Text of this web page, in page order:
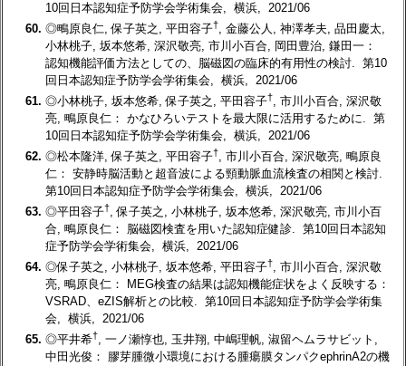
10回日本認知症予防学会学術集会, 横浜, 2021/06
60. ◎鴫原良仁, 保子英之, 平田容子†, 金藤公人, 神澤孝夫, 品田慶太,
小林桃子, 坂本悠希, 深沢敬亮, 市川小百合, 岡田豊治, 鎌田一：
認知機能評価方法としての、脳磁図の臨床的有用性の検討. 第10
回日本認知症予防学会学術集会, 横浜, 2021/06
61. ◎小林桃子, 坂本悠希, 保子英之, 平田容子†, 市川小百合, 深沢敬
亮, 鴫原良仁： かなひろいテストを最大限に活用するために. 第
10回日本認知症予防学会学術集会, 横浜, 2021/06
62. ◎松本隆洋, 保子英之, 平田容子†, 市川小百合, 深沢敬亮, 鴫原良
仁： 安静時脳活動と超音波による頸動脈血流検査の相関と検討.
第10回日本認知症予防学会学術集会, 横浜, 2021/06
63. ◎平田容子†, 保子英之, 小林桃子, 坂本悠希, 深沢敬亮, 市川小百
合, 鴫原良仁： 脳磁図検査を用いた認知症健診. 第10回日本認知
症予防学会学術集会, 横浜, 2021/06
64. ◎保子英之, 小林桃子, 坂本悠希, 平田容子†, 市川小百合, 深沢敬
亮, 鴫原良仁： MEG検査の結果は認知機能症状をよく反映する：
VSRAD、eZIS解析との比較. 第10回日本認知症予防学会学術集
会, 横浜, 2021/06
65. ◎平井希†, 一ノ瀬惇也, 玉井翔, 中嶋理帆, 淑留ヘムラサビット,
中田光俊： 膠芽腫微小環境における腫瘍膜タンパクephrinA2の機